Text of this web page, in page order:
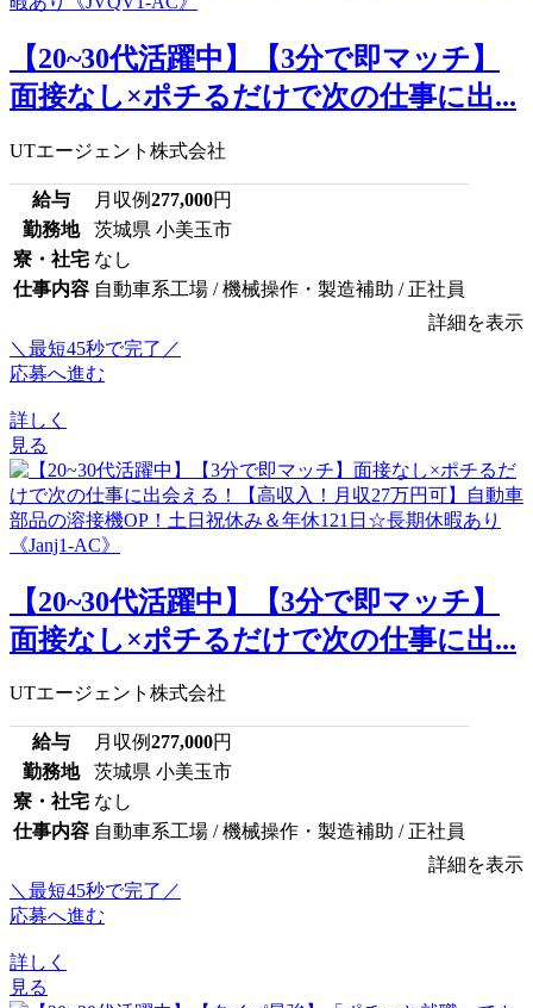
【20~30代活躍中】【3分で即マッチ】
面接なし×ポチるだけで次の仕事に出...
UTエージェント株式会社
給与 月収例277,000円
勤務地
茨城県 小美玉市
寮・社宅 なし
仕事内容 自動車系工場 / 機械操作・製造補助 / 正社員
詳細を表示
＼最短45秒で完了／
応募へ進む
詳しく
見る
【20~30代活躍中】【3分で即マッチ】
面接なし×ポチるだけで次の仕事に出...
UTエージェント株式会社
給与 月収例277,000円
勤務地
茨城県 小美玉市
寮・社宅 なし
仕事内容 自動車系工場 / 機械操作・製造補助 / 正社員
詳細を表示
＼最短45秒で完了／
応募へ進む
詳しく
見る